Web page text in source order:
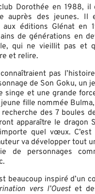
Dorothée en 1988, il
auprès des jeunes. Il
aux éditions Glénat en
de générations en
qui ne vieillit pas et
et relire.
pas
de Son Goku, un
singe et une grande
fille nommée
des 7 boules
apparaître le dragon
quel vœux.
va développer tout
de personnages
beaucoup inspiré d’un
vers l’Ouestet